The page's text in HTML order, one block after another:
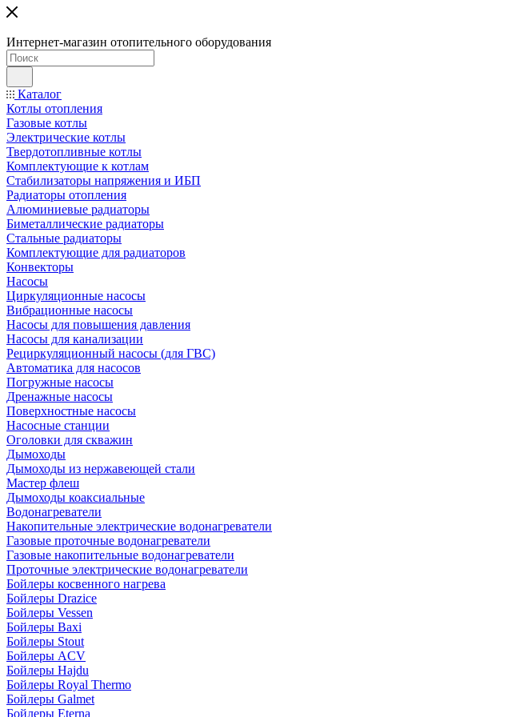
Интернет-магазин отопительного оборудования
Каталог
Котлы отопления
Газовые котлы
Электрические котлы
Твердотопливные котлы
Комплектующие к котлам
Стабилизаторы напряжения и ИБП
Радиаторы отопления
Алюминиевые радиаторы
Биметаллические радиаторы
Стальные радиаторы
Комплектующие для радиаторов
Конвекторы
Насосы
Циркуляционные насосы
Вибрационные насосы
Насосы для повышения давления
Насосы для канализации
Рециркуляционный насосы (для ГВС)
Автоматика для насосов
Погружные насосы
Дренажные насосы
Поверхностные насосы
Насосные станции
Оголовки для скважин
Дымоходы
Дымоходы из нержавеющей стали
Мастер флеш
Дымоходы коаксиальные
Водонагреватели
Накопительные электрические водонагреватели
Газовые проточные водонагреватели
Газовые накопительные водонагреватели
Проточные электрические водонагреватели
Бойлеры косвенного нагрева
Бойлеры Drazice
Бойлеры Vessen
Бойлеры Baxi
Бойлеры Stout
Бойлеры ACV
Бойлеры Hajdu
Бойлеры Royal Thermo
Бойлеры Galmet
Бойлеры Eterna